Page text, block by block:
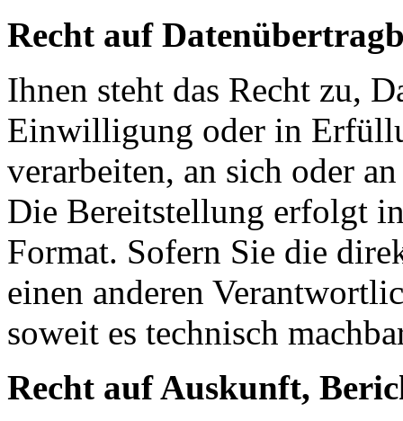
Recht auf
Ihnen steht das Recht zu,
Einwilligung oder in
verarbeiten, an sich oder
Die Bereitstellung erfolgt
Format. Sofern Sie die
einen anderen
soweit es technisch
Recht auf Auskunft,